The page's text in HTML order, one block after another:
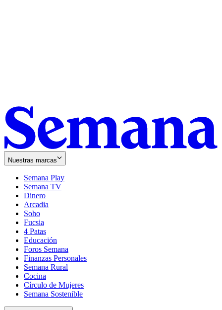
Nuestras marcas
Semana Play
Semana TV
Dinero
Arcadia
Soho
in
new
window
Fucsia
in
new
window
4 Patas
Educación
Foros Semana
Finanzas Personales
Semana Rural
Cocina
Círculo de Mujeres
Semana Sostenible